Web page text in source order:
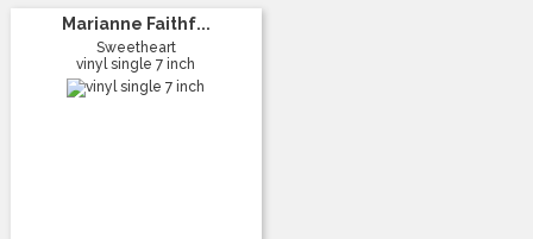
Marianne Faithf...
Sweetheart
vinyl single 7 inch